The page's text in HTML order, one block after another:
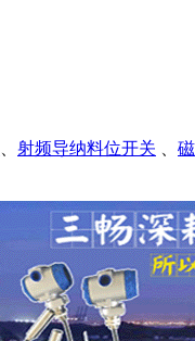
射频导纳料位开关